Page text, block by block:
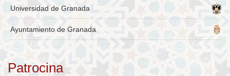
Universidad de Granada
Ayuntamiento de Granada
Patrocina